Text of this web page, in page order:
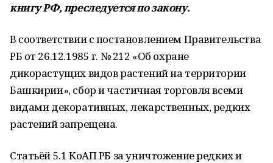
книгу РФ, преследуется по закону.
В соответствии с постановлением Правительства
РБ от 26.12.1985 г. № 212 «Об охране
дикорастущих видов растений на территории
Башкирии», сбор и частичная торговля всеми
видами декоративных, лекарственных, редких
растений запрещена.
Статьёй 5.1 КоАП РБ за уничтожение редких и